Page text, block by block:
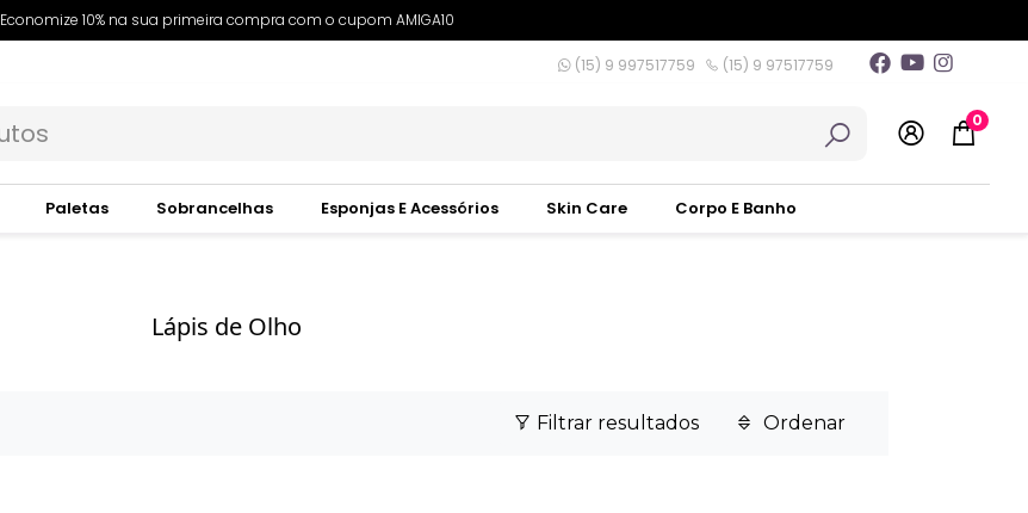
Economize 10% na sua primeira compra com o cupom AMIGA10
(15) 9 997517759 (15) 9 97517759
0
Paletas Sobrancelhas Esponjas E Acessórios Skin Care Corpo E Banho
Lápis de Olho
Filtrar resultados Ordenar